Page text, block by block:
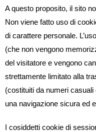
A questo proposito, il sito
Non viene fatto uso di
di carattere personale.
(che non vengono
del visitatore e vengono
strettamente limitato alla
(costituiti da numeri
una navigazione sicura ed
I cosiddetti cookie di